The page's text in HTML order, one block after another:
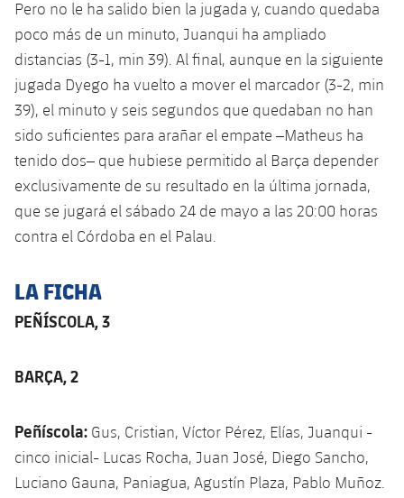
Pero no le ha salido bien la jugada y, cuando quedaba
poco más de un minuto, Juanqui ha ampliado
distancias (3-1, min 39). Al final, aunque en la siguiente
jugada Dyego ha vuelto a mover el marcador (3-2, min
39), el minuto y seis segundos que quedaban no han
sido suficientes para arañar el empate –Matheus ha
tenido dos– que hubiese permitido al Barça depender
exclusivamente de su resultado en la última jornada,
que se jugará el sábado 24 de mayo a las 20:00 horas
contra el Córdoba en el Palau.
LA FICHA
PEÑÍSCOLA, 3
BARÇA, 2
Peñíscola: Gus, Cristian, Víctor Pérez, Elías, Juanqui -
cinco inicial- Lucas Rocha, Juan José, Diego Sancho,
Luciano Gauna, Paniagua, Agustín Plaza, Pablo Muñoz.